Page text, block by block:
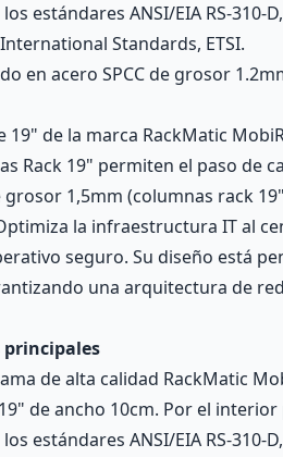
estándares ANSI/EIA RS-310-
Standards, ETSI.
en acero SPCC de grosor
19" de la marca RackMatic
Rack 19" permiten el paso de
grosor 1,5mm (columnas rack
la infraestructura IT al
seguro. Su diseño está
una arquitectura de
principales
de alta calidad RackMatic
de ancho 10cm. Por el
estándares ANSI/EIA RS-310-